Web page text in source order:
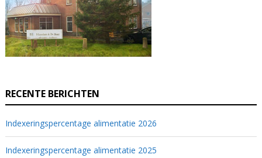
RECENTE BERICHTEN
Indexeringspercentage alimentatie 2026
Indexeringspercentage alimentatie 2025